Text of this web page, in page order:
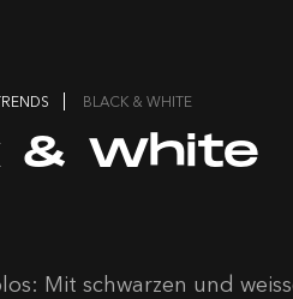
BLACK & WHITE
& White
Mit schwarzen und